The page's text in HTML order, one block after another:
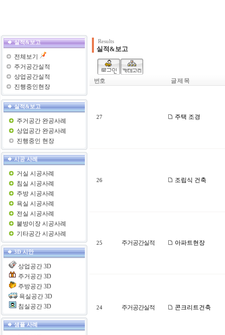
실적&보고
전체보기
주거공간실적
상업공간실적
진행중인현장
실적&보고
주거공간 완공사례
상업공간 완공사례
진행중인 현장
시공 사례
거실 시공사례
침실 시공사례
주방 시공사례
욕실 시공사례
전실 시공사례
붙방이장 시공사례
기타공간 시공사례
3D 시안
상업공간 3D
주거공간 3D
주방공간 3D
욕실공간 3D
침실공간 3D
샘플 사례
Results
실적&보고
번호 글 제 목
27 주택 조경
26 조립식 건축
25 주거공간실적 아파트현장
24 주거공간실적 콘크리트건축